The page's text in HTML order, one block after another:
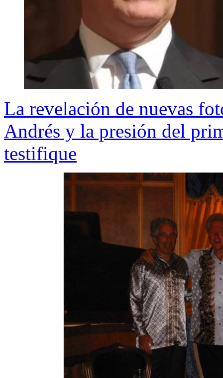
La revelación de nuevas
Andrés y la presión del
testifique